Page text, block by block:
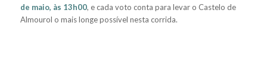
de maio, às 13h00, e cada voto conta para levar o Castelo de
Almourol o mais longe possível nesta corrida.